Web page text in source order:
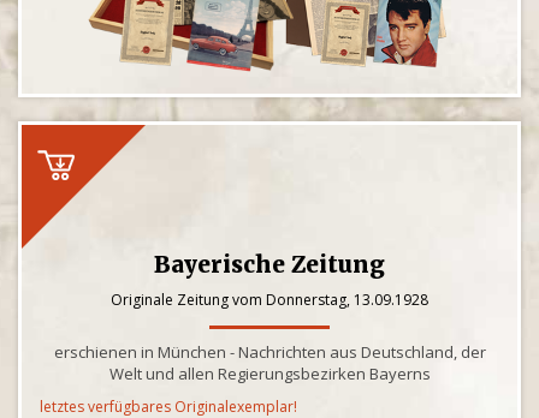
Bayerische Zeitung
Originale Zeitung vom Donnerstag, 13.09.1928
erschienen in München - Nachrichten aus Deutschland, der
Welt und allen Regierungsbezirken Bayerns
letztes verfügbares Originalexemplar!